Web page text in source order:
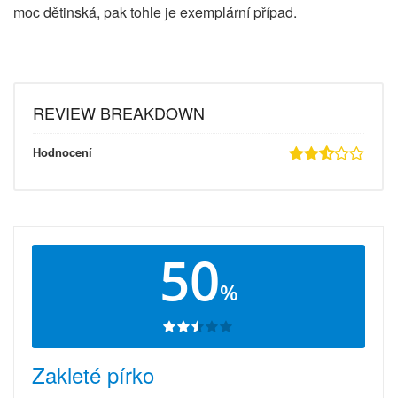
moc dětinská, pak tohle je exemplární případ.
REVIEW BREAKDOWN
Hodnocení
50%
Zakleté pírko